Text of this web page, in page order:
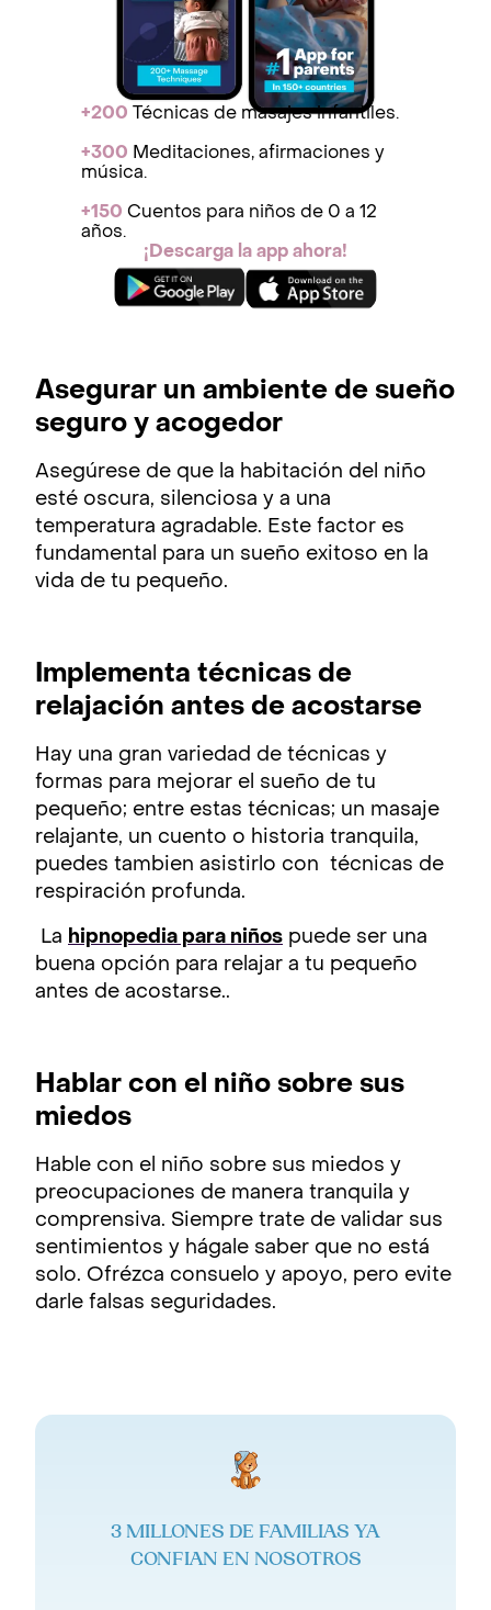
+200 Técnicas de masajes infantiles.
+300 Meditaciones, afirmaciones y
música.
+150 Cuentos para niños de 0 a 12
años.
¡Descarga la app ahora!
Asegurar un ambiente de sueño
seguro y acogedor
Asegúrese de que la habitación del niño
esté oscura, silenciosa y a una
temperatura agradable. Este factor es
fundamental para un sueño exitoso en la
vida de tu pequeño.
Implementa técnicas de
relajación antes de acostarse
Hay una gran variedad de técnicas y
formas para mejorar el sueño de tu
pequeño; entre estas técnicas; un masaje
relajante, un cuento o historia tranquila,
puedes tambien asistirlo con técnicas de
respiración profunda.
La hipnopedia para niños puede ser una
buena opción para relajar a tu pequeño
antes de acostarse..
Hablar con el niño sobre sus
miedos
Hable con el niño sobre sus miedos y
preocupaciones de manera tranquila y
comprensiva. Siempre trate de validar sus
sentimientos y hágale saber que no está
solo. Ofrézca consuelo y apoyo, pero evite
darle falsas seguridades.
3 MILLONES DE FAMILIAS YA
CONFIAN EN NOSOTROS